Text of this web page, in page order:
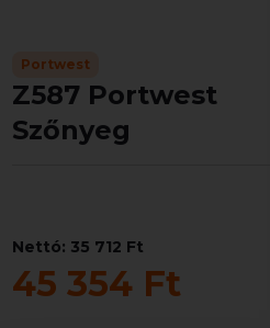
Portwest
Z587 Portwest
Szőnyeg
Nettó: 35 712 Ft
45 354 Ft